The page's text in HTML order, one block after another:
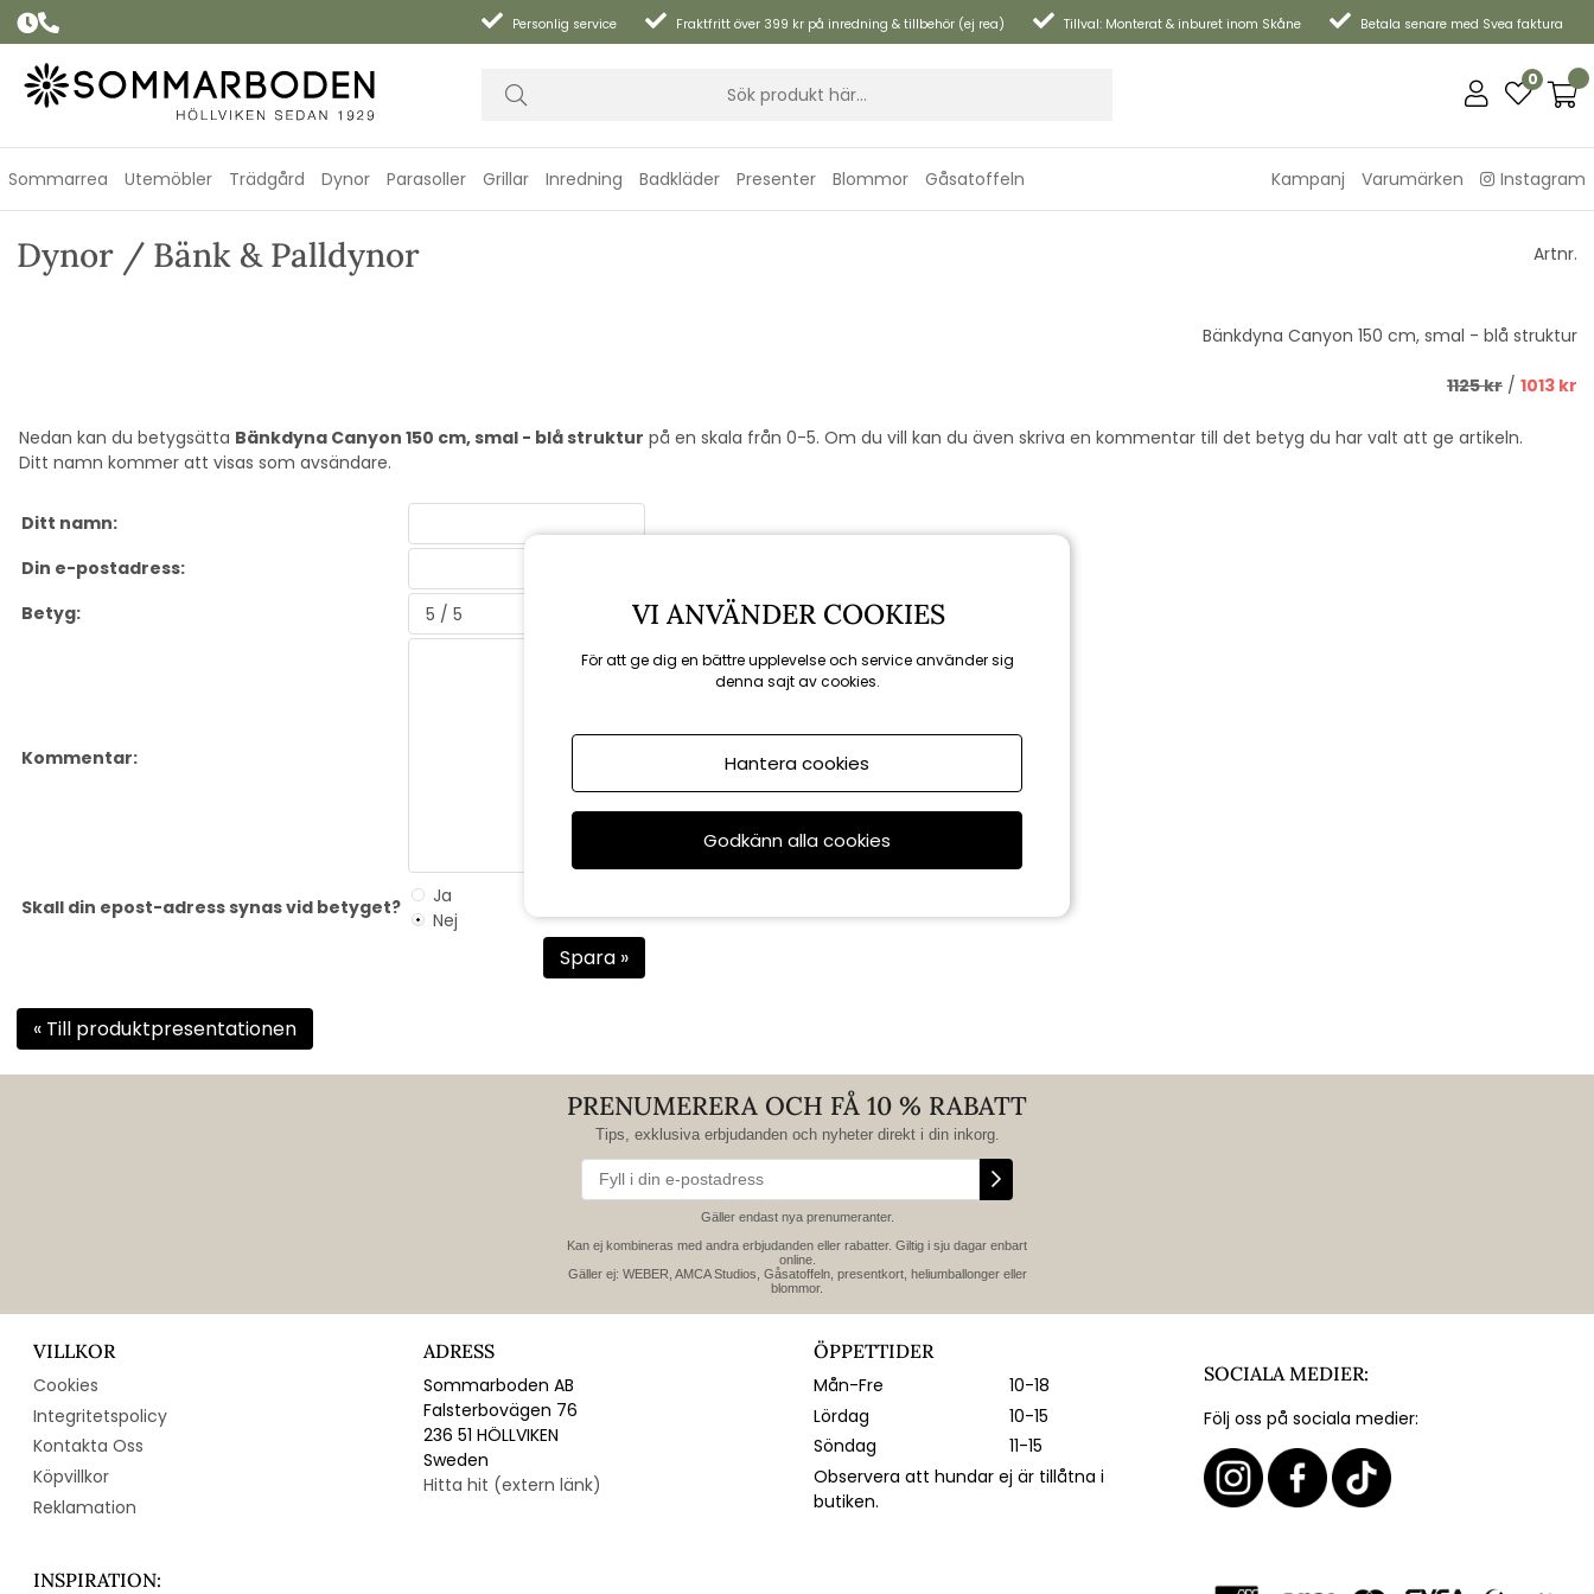
Personlig service Fraktfritt över 399 kr på inredning & tillbehör (ej rea) Tillval: Monterat & inburet inom Skåne Betala senare med Svea faktura
0
Sommarrea Utemöbler Trädgård Dynor Parasoller Grillar Inredning Badkläder Presenter Blommor Gåsatoffeln Kampanj Varumärken Instagram
Dynor / Bänk & Palldynor Artnr.
Bänkdyna Canyon 150 cm, smal - blå struktur
1125kr / 1013 kr
Nedan kan du betygsätta Bänkdyna Canyon 150 cm, smal - blå struktur på en skala från 0-5. Om du vill kan du även skriva en kommentar till det betyg du har valt att ge artikeln.
Ditt namn kommer att visas som avsändare.
Ditt namn:
Din e-postadress:
Betyg:
Kommentar:
Skall din epost-adress synas vid betyget?
Ja
Nej
Spara »
« Till produktpresentationen
PRENUMERERA OCH FÅ 10 % RABATT
Tips, exklusiva erbjudanden och nyheter direkt i din inkorg.
Gäller endast nya prenumeranter.
Kan ej kombineras med andra erbjudanden eller rabatter. Giltig i sju dagar enbart
online.
Gäller ej: WEBER, AMCA Studios, Gåsatoffeln, presentkort, heliumballonger eller
blommor.
VILLKOR
Cookies
Integritetspolicy
Kontakta Oss
Köpvillkor
Reklamation
INSPIRATION:
ADRESS
Sommarboden AB
Falsterbovägen 76
236 51 HÖLLVIKEN
Sweden
Hitta hit (extern länk)
ÖPPETTIDER
Mån-Fre
10-18
Lördag
10-15
Söndag
11-15
Observera att hundar ej är tillåtna i
butiken.
SOCIALA MEDIER:
Följ oss på sociala medier:
VI ANVÄNDER COOKIES
För att ge dig en bättre upplevelse och service använder sig
denna sajt av cookies.
Hantera cookies
Godkänn alla cookies